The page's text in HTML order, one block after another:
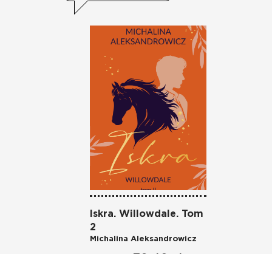
Iskra. Willowdale. Tom
2
Michalina Aleksandrowicz